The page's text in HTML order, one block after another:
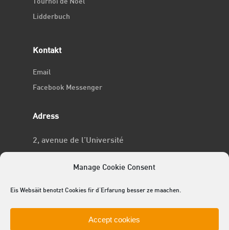
Manage Cookie Consent
Eis Websäit benotzt Cookies fir d'Erfarung besser ze maachen.
Accept cookies
Tournoi de Noël
Lidderbuch
Kontakt
Email
Facebook Messenger
Adress
2, avenue de l’Université
No RCSL